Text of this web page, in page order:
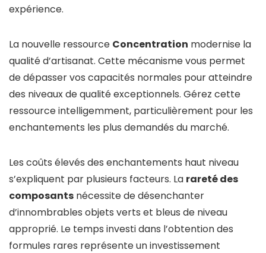
expérience.
La nouvelle ressource Concentration modernise la
qualité d’artisanat. Cette mécanisme vous permet
de dépasser vos capacités normales pour atteindre
des niveaux de qualité exceptionnels. Gérez cette
ressource intelligemment, particulièrement pour les
enchantements les plus demandés du marché.
Les coûts élevés des enchantements haut niveau
s’expliquent par plusieurs facteurs. La rareté des
composants nécessite de désenchanter
d’innombrables objets verts et bleus de niveau
approprié. Le temps investi dans l’obtention des
formules rares représente un investissement